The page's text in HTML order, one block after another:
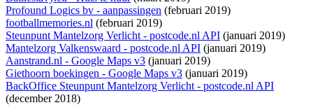
Profound Logics bv - aanpassingen (februari 2019)
footballmemories.nl (februari 2019)
Steunpunt Mantelzorg Verlicht - postcode.nl API (januari 2019)
Mantelzorg Valkenswaard - postcode.nl API (januari 2019)
Aanstrand.nl - Google Maps v3 (januari 2019)
Giethoorn boekingen - Google Maps v3 (januari 2019)
BackOffice Steunpunt Mantelzorg Verlicht - postcode.nl API
(december 2018)